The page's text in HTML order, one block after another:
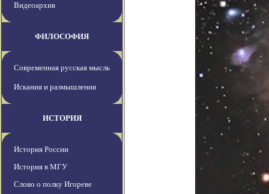
Видеоархив
ФИЛОСОФИЯ
Современная русская мысль
Искания и размышления
ИСТОРИЯ
История России
История в МГУ
Слово о полку Игореве